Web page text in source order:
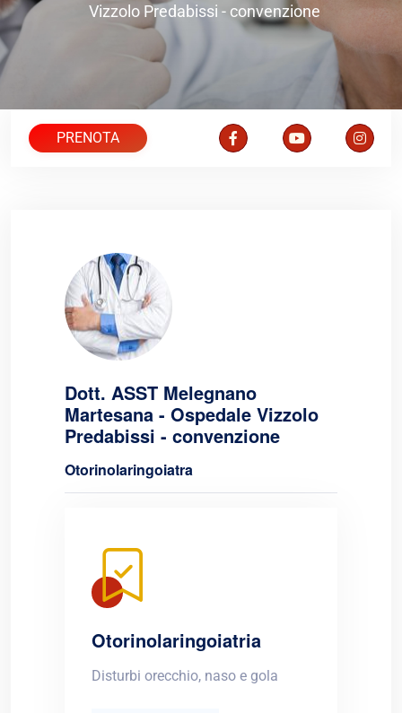
Vizzolo Predabissi - convenzione
PRENOTA
Dott. ASST Melegnano
Martesana - Ospedale Vizzolo
Predabissi - convenzione
Otorinolaringoiatra
Otorinolaringoiatria
Disturbi orecchio, naso e gola